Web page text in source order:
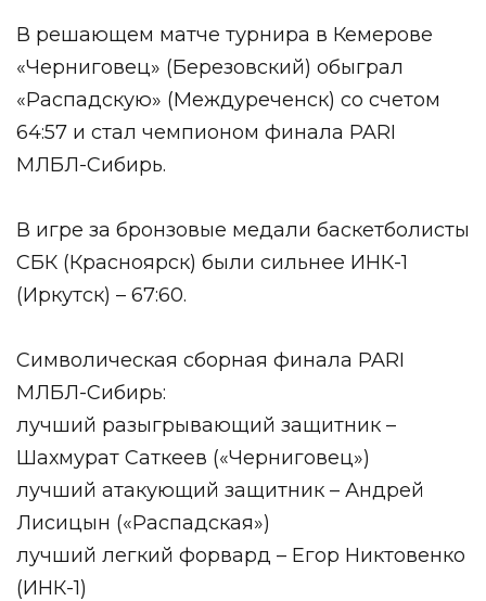
В решающем матче турнира в Кемерове
«Черниговец» (Березовский) обыграл
«Распадскую» (Междуреченск) со счетом
64:57 и стал чемпионом финала PARI
МЛБЛ-Сибирь.
В игре за бронзовые медали баскетболисты
СБК (Красноярск) были сильнее ИНК-1
(Иркутск) – 67:60.
Символическая сборная финала PARI
МЛБЛ-Сибирь:
лучший разыгрывающий защитник –
Шахмурат Саткеев («Черниговец»)
лучший атакующий защитник – Андрей
Лисицын («Распадская»)
лучший легкий форвард – Егор Никтовенко
(ИНК-1)